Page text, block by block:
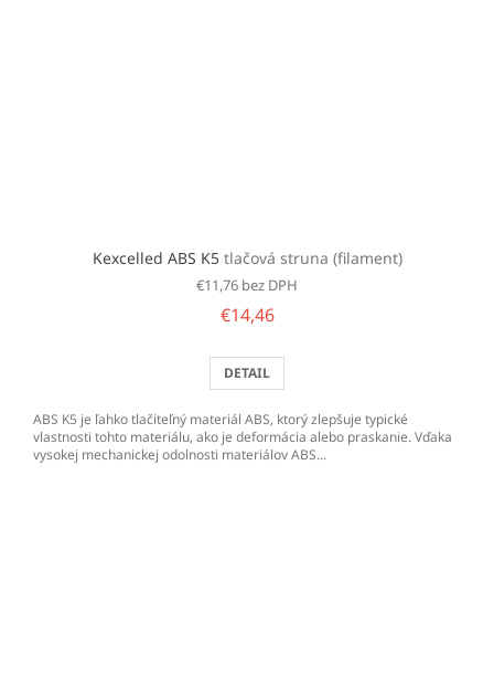
Kexcelled ABS K5 tlačová struna (filament)
€11,76 bez DPH
€14,46
DETAIL
ABS K5 je ľahko tlačiteľný materiál ABS, ktorý zlepšuje typické
vlastnosti tohto materiálu, ako je deformácia alebo praskanie. Vďaka
vysokej mechanickej odolnosti materiálov ABS...